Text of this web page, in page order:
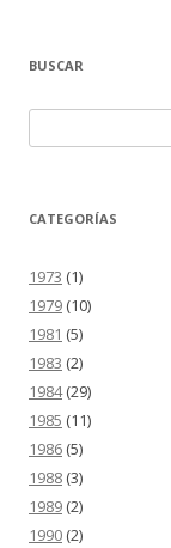
BUSCAR
CATEGORÍAS
1973 (1)
1979 (10)
1981 (5)
1983 (2)
1984(29)
1985 (11)
1986 (5)
1988 (3)
1989 (2)
1990 (2)